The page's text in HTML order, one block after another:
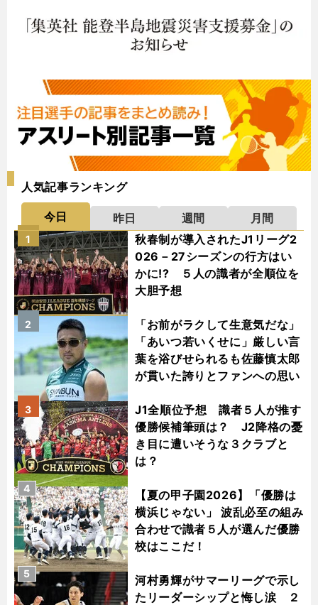
人気記事ランキング
今日 昨日 週間
月間
秋春制が導入されたJ1リーグ2
026－27シーズンの行方はい
かに!? ５人の識者が全順位を
大胆予想
1
「お前がラクして生意気だな」
「あいつ若いくせに」厳しい言
葉を浴びせられるも佐藤慎太郎
が貫いた誇りとファンへの思い
2
J1全順位予想 識者５人が推す
優勝候補筆頭は？ J2降格の憂
き目に遭いそうな３クラブと
は？
3
【夏の甲子園2026】「優勝は
横浜じゃない」 波乱必至の組み
合わせで識者５人が選んだ優勝
校はここだ！
4
河村勇輝がサマーリーグで示し
たリーダーシップと悔し涙 ２
5